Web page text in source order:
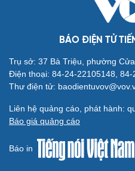
BÁO ĐIỆN TỬ
Trụ sở: 37 Bà Triệu, phường
Điện thoại: 84-24-22105148, 84-
Thư điện tử:
Liên hệ quảng cáo, phát hành:
Báo giá quảng cáo
Báo in